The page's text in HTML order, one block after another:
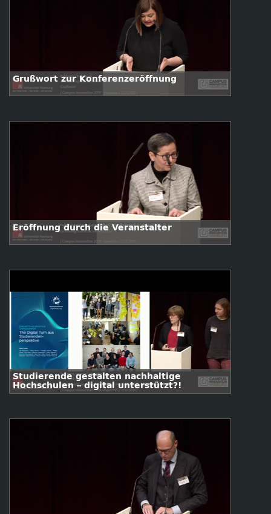
Grußwort zur Konferenzeröffnung
Eröffnung durch die Veranstalter
Studierende gestalten nachhaltige
Hochschulen – digital unterstützt?!